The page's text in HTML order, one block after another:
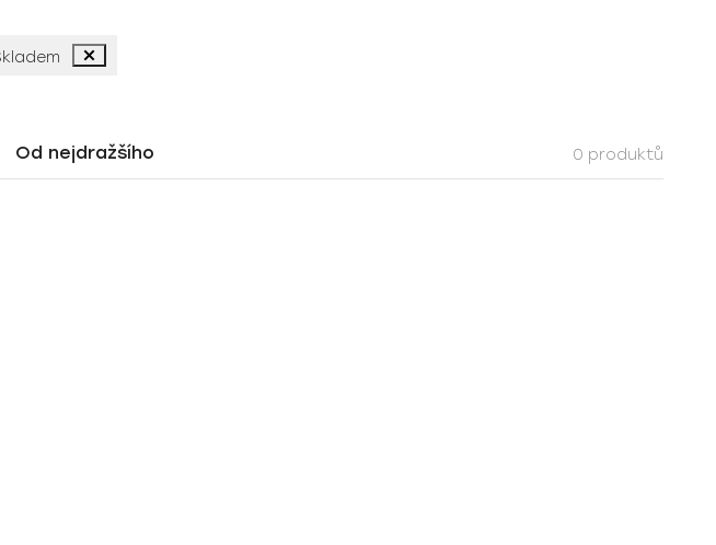
Od nejdražšího 0 produktů